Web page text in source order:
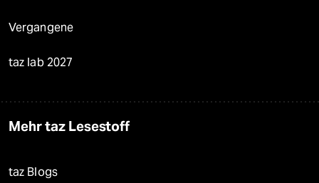
Vergangene
taz lab 2027
Mehr taz Lesestoff
taz Blogs